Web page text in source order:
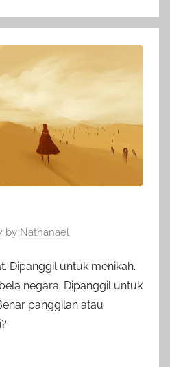
by Nathanael
Dipanggil untuk menikah.
negara. Dipanggil untuk
panggilan atau